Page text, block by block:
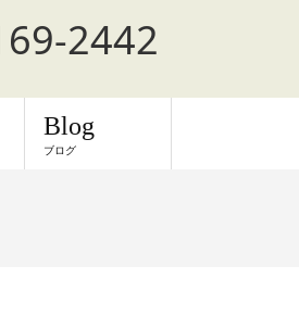
2442
Blog
ブログ